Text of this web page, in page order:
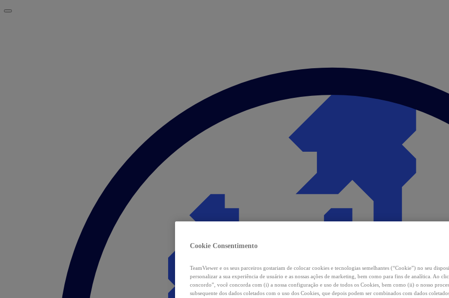
Cookie Consentimento
TeamViewer e os seus parceiros gostariam de colocar cookies e tecnologias semelhantes (“Cookie”) no seu
personalizar a sua experiência de usuário e as nossas ações de marketing, bem como para fins de analítica. Ao
concordo”, você concorda com (i) a nossa configuração e uso de todos os Cookies, bem como (ii) o nosso
subsequente dos dados coletados com o uso dos Cookies, que depois podem ser combinados com dados